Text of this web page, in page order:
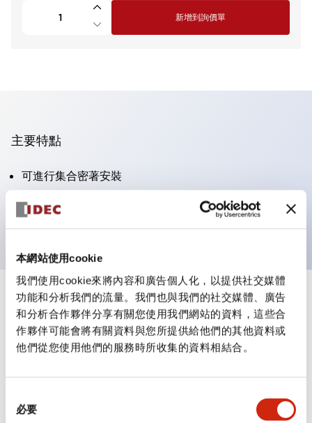
本網站使用cookie
我們使用cookie來將內容和廣告個人化，以提供社交媒體
功能和分析我們的流量。我們也與我們的社交媒體、廣告
和分析合作夥伴分享有關您使用我們網站的資料，這些合
作夥伴可能會將有關資料與您所提供給他們的其他資料或
他們從您使用他們的服務時所收集的資料相結合。
必要
新增到詢價單
主要特點
可進行集合密著安裝
附鎖選擇開關採用高安全性的彈子鎖結構
防護結構為IP65（IEC60529）
規格 顯示全部
審美規範
環境規範